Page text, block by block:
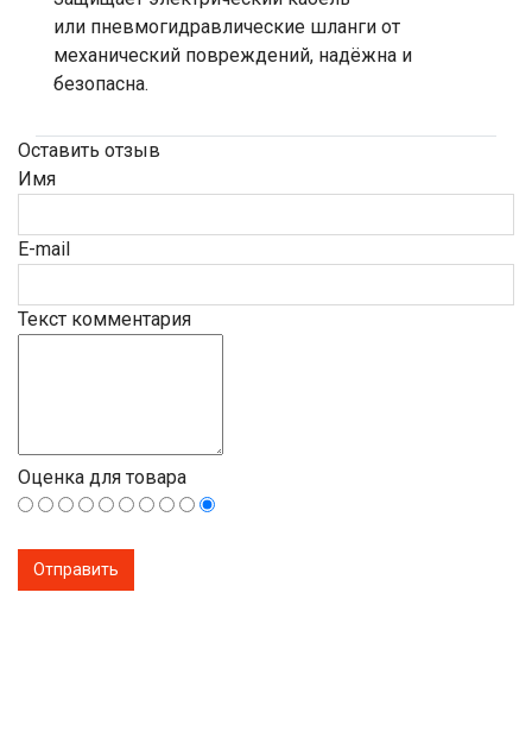
или пневмогидравлические шланги от
механический повреждений, надёжна и
безопасна.
Оставить отзыв
Имя
E-mail
Текст комментария
Оценка для товара